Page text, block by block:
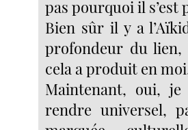
pas pourquoi il s’est
Bien sûr il y a
profondeur du lien,
cela a produit en
Maintenant, oui,
rendre universel,